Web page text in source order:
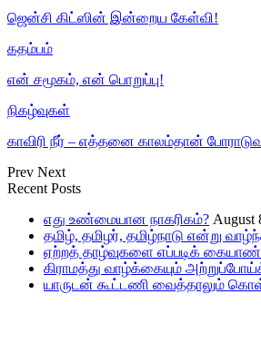
ஜென்சி கிட்ஸின் இன்றைய கேள்வி!
கதம்பம்
என் சமூகம், என் பொறுப்பு!
நிகழ்வுகள்
காவிரி நீர் – எத்தனை காலம்தான்
Prev Next
Recent Posts
எது உண்மையான நாகரிகம்? August
தமிழ், தமிழர், தமிழ்நாடு என்று
ஏற்றத் தாழ்வுகளை எப்படிக்
கிராமத்து வாழ்க்கையும்
யாருடன் கூட்டணி வைத்தாலும்